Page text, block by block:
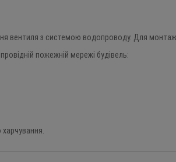
вентиля з системою водопроводу. Для
пожежній мережі будівель: